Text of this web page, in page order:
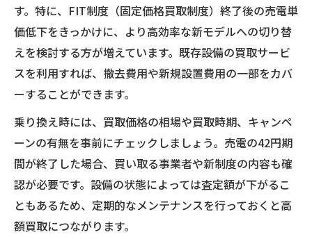
す。特に、FIT制度（固定価格買取制度）終了後の売電単
価低下をきっかけに、より高効率な新モデルへの切り替
えを検討する方が増えています。既存設備の買取サービ
スを利用すれば、撤去費用や新規設置費用の一部をカバ
ーすることができます。
乗り換え時には、買取価格の相場や買取時期、キャンペ
ーンの有無を事前にチェックしましょう。売電の42円期
間が終了した場合、買い取る事業者や新制度の内容も確
認が必要です。設備の状態によっては査定額が下がるこ
ともあるため、定期的なメンテナンスを行っておくと高
額買取につながります。